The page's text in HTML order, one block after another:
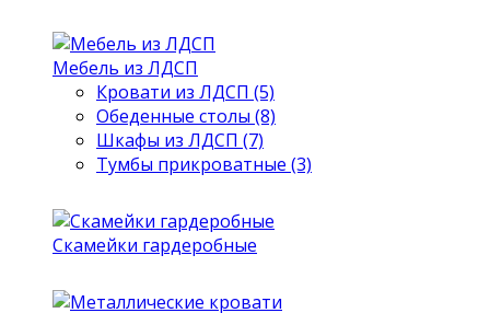
Мебель из ЛДСП
Кровати из ЛДСП (5)
Обеденные столы (8)
Шкафы из ЛДСП (7)
Тумбы прикроватные (3)
Скамейки гардеробные